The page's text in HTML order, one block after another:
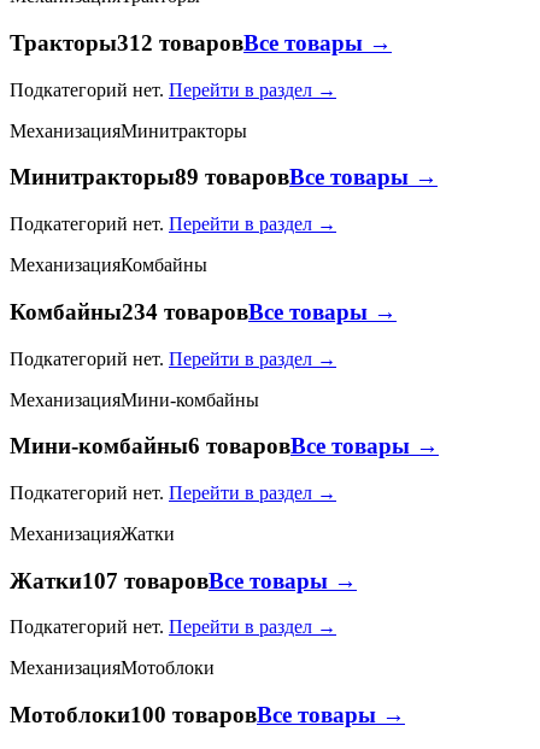
Тракторы312 товаровВсе товары →
Подкатегорий нет. Перейти в раздел →
МеханизацияМинитракторы
Минитракторы89 товаровВсе товары →
Подкатегорий нет. Перейти в раздел →
МеханизацияКомбайны
Комбайны234 товаровВсе товары →
Подкатегорий нет. Перейти в раздел →
МеханизацияМини-комбайны
Мини-комбайны6 товаровВсе товары →
Подкатегорий нет. Перейти в раздел →
МеханизацияЖатки
Жатки107 товаровВсе товары →
Подкатегорий нет. Перейти в раздел →
МеханизацияМотоблоки
Мотоблоки100 товаровВсе товары →